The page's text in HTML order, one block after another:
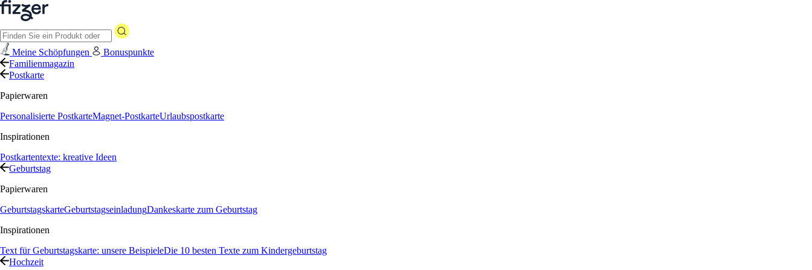
Meine Schöpfungen
Bonuspunkte
Familienmagazin
Postkarte
Papierwaren
Personalisierte PostkarteMagnet-PostkarteUrlaubspostkarte
Inspirationen
Postkartentexte: kreative Ideen
Geburtstag
Papierwaren
GeburtstagskarteGeburtstagseinladungDankeskarte zum Geburtstag
Inspirationen
Text für Geburtstagskarte: unsere BeispieleDie 10 besten Texte zum Kindergeburtstag
Hochzeit